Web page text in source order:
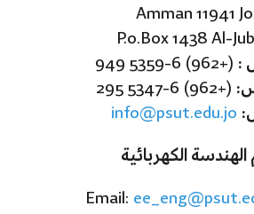
Amman 11941
P.o.Box 1438 Al-
:
(+962) 6-5359 949
(+962) 6-5347 295
info@psut.edu.jo
الكهربائية
Email: